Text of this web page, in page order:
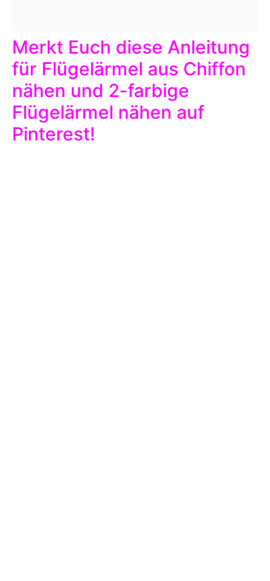
Merkt Euch diese Anleitung
für Flügelärmel aus Chiffon
nähen und 2-farbige
Flügelärmel nähen auf
Pinterest!